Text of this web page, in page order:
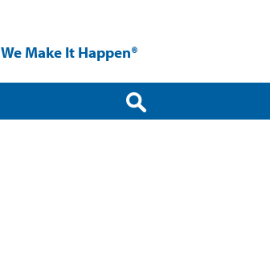
We Make It Happen®